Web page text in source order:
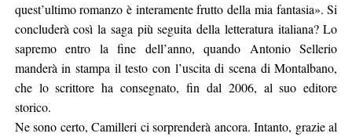
quest’ultimo romanzo è interamente frutto della mia fantasia». Si
concluderà così la saga più seguita della letteratura italiana? Lo
sapremo entro la fine dell’anno, quando Antonio Sellerio
manderà in stampa il testo con l’uscita di scena di Montalbano,
che lo scrittore ha consegnato, fin dal 2006, al suo editore
storico.
Ne sono certo, Camilleri ci sorprenderà ancora. Intanto, grazie al